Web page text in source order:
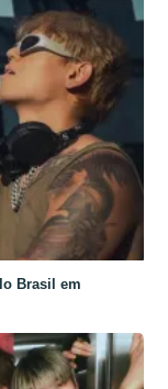
Brasil em